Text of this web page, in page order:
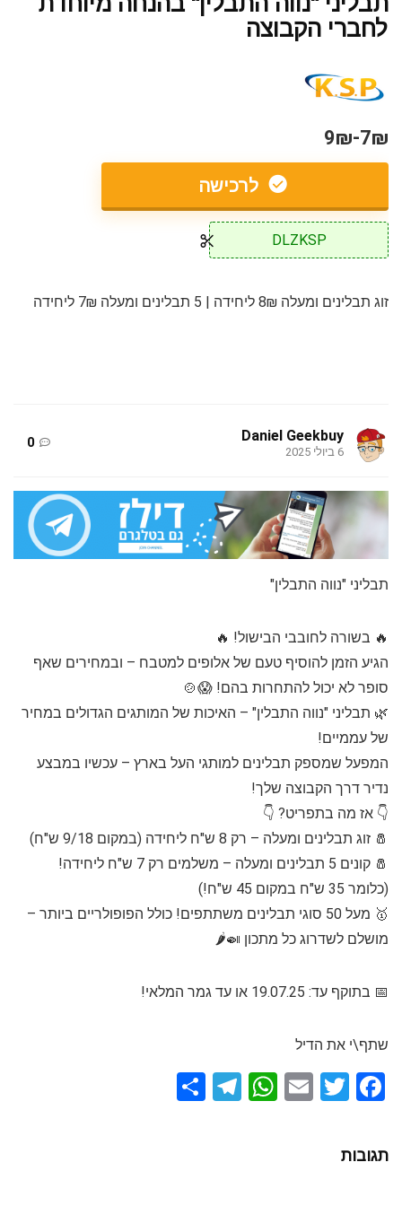
לחברי הקבוצה
7₪-9₪
לרכישה
DLZKSP
זוג תבלינים ומעלה 8₪ ליחידה | 5 תבלינים ומעלה 7₪ ליחידה
Daniel Geekbuy
6 ביולי 2025
0
תבליני "נווה התבלין"
🔥 בשורה לחובבי הבישול! 🔥
הגיע הזמן להוסיף טעם של אלופים למטבח – ובמחירים שאף
סופר לא יכול להתחרות בהם! 😱🍲
🌿 תבליני "נווה התבלין" – האיכות של המותגים הגדולים במחיר
של עממיים!
המפעל שמספק תבלינים למותגי העל בארץ – עכשיו במבצע
נדיר דרך הקבוצה שלך!
👇 אז מה בתפריט? 👇
🧂 זוג תבלינים ומעלה – רק 8 ש"ח ליחידה (במקום 9/18 ש"ח)
🧂 קונים 5 תבלינים ומעלה – משלמים רק 7 ש"ח ליחידה!
(כלומר 35 ש"ח במקום 45 ש"ח!)
🥇 מעל 50 סוגי תבלינים משתתפים! כולל הפופולריים ביותר –
מושלם לשדרוג כל מתכון 🍛🌶️
📅 בתוקף עד: 19.07.25 או עד גמר המלאי!
שתף\י את הדיל
F
ce
b
T
E
W
T
תגובות